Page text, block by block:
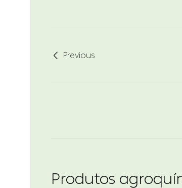
 Previous
Produtos